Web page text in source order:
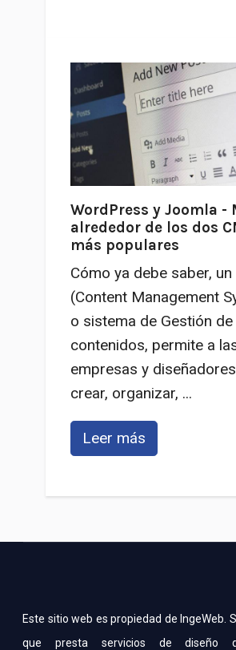
WordPress y Joomla -
alrededor de los dos
más populares
Cómo ya debe saber, un
(Content Management
o sistema de Gestión de
contenidos, permite a
empresas y
crear, organizar, ...
Leer más
Este sitio web es propiedad de IngeWeb.
que presta servicios de diseño